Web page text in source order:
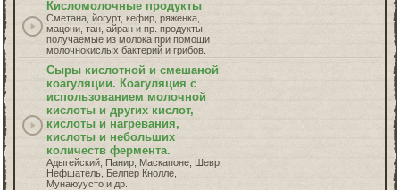
Кисломолочные продукты
Сметана, йогурт, кефир, ряженка,
мацони, тан, айран и пр. продукты,
получаемые из молока при помощи
молочнокислых бактерий и грибов.
Сыры кислотной и смешаной
коагуляции. Коагуляция с
использованием молочной
кислоты и других кислот,
кислоты и нагревания,
кислоты и небольших
количеств фермента.
Адыгейский, Панир, Маскапоне, Шевр,
Нефшатель, Белпер Кнолле,
Мунаюуусто и др.